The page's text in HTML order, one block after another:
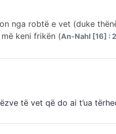
nga robtë e vet (duke
keni frikën (An-Nahl [16] : 2
të vet që do ai t’ua